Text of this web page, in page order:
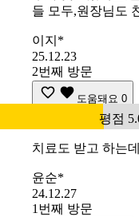
들 모두,원장님도
이지*
25.12.23
2번째 방문
도움돼요 0
평점
치료도 받고 하는
윤순*
24.12.27
1번째 방문